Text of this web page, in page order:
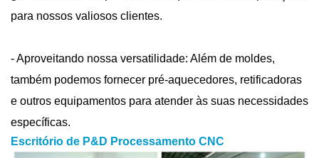
para nossos valiosos clientes.
- Aproveitando nossa versatilidade: Além de moldes,
também podemos fornecer pré-aquecedores, retificadoras
e outros equipamentos para atender às suas necessidades
específicas.
Escritório de P&D Processamento CNC